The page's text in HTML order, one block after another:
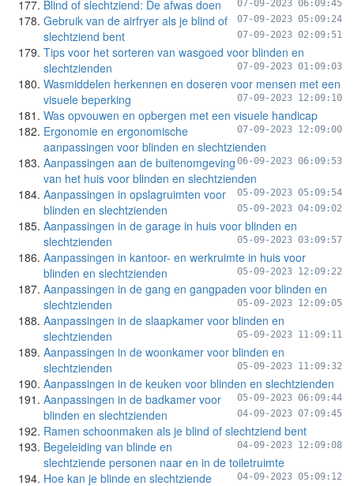
07-09-2023 06:09:45
Blind of slechtziend: De afwas doen
07-09-2023 05:09:24
Gebruik van de airfryer als je blind of
slechtziend bent
07-09-2023 02:09:51
Tips voor het sorteren van wasgoed voor blinden en
slechtzienden
07-09-2023 01:09:03
Wasmiddelen herkennen en doseren voor mensen met een
visuele beperking
07-09-2023 12:09:10
Was opvouwen en opbergen met een visuele handicap
07-09-2023 12:09:00
Ergonomie en ergonomische
aanpassingen voor blinden en slechtzienden
06-09-2023 06:09:53
Aanpassingen aan de buitenomgeving
van het huis voor blinden en slechtzienden
05-09-2023 05:09:54
Aanpassingen in opslagruimten voor
blinden en slechtzienden
05-09-2023 04:09:02
Aanpassingen in de garage in huis voor blinden en
slechtzienden
05-09-2023 03:09:57
Aanpassingen in kantoor- en werkruimte in huis voor
blinden en slechtzienden
05-09-2023 12:09:22
Aanpassingen in de gang en gangpaden voor blinden en
slechtzienden
05-09-2023 12:09:05
Aanpassingen in de slaapkamer voor blinden en
slechtzienden
05-09-2023 11:09:11
Aanpassingen in de woonkamer voor blinden en
slechtzienden
05-09-2023 11:09:32
Aanpassingen in de keuken voor blinden en slechtzienden
05-09-2023 06:09:44
Aanpassingen in de badkamer voor
blinden en slechtzienden
04-09-2023 07:09:45
Ramen schoonmaken als je blind of slechtziend bent
04-09-2023 12:09:08
Begeleiding van blinde en
slechtziende personen naar en in de toiletruimte
04-09-2023 05:09:12
Hoe kan je blinde en slechtziende